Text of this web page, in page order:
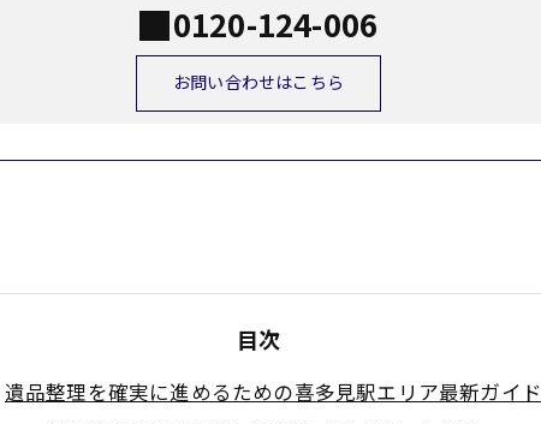
0120-124-006
お問い合わせはこちら
目次
遺品整理を確実に進めるための喜多見駅エリア最新ガイド